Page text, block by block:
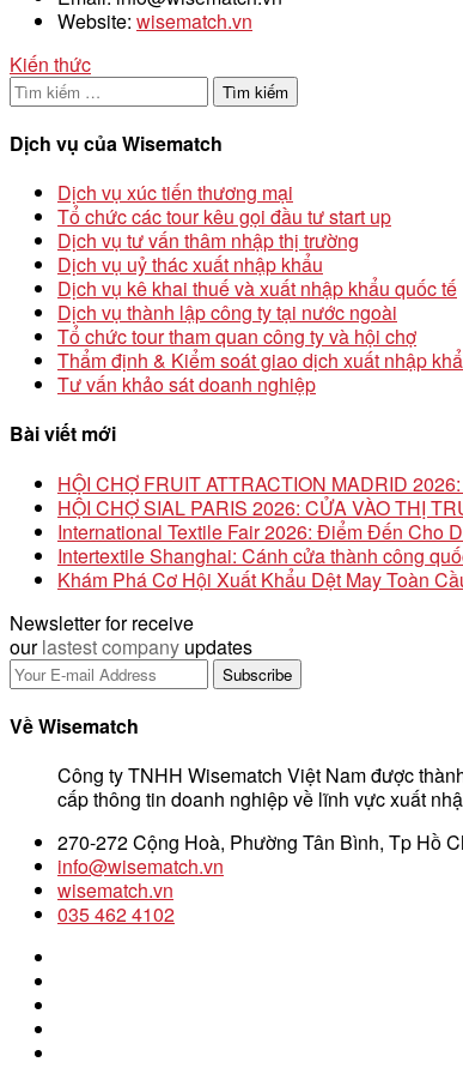
Website: wisematch.vn
Kiến thức
Tìm
kiếm
cho:
Dịch vụ của Wisematch
Dịch vụ xúc tiến thương mại
Tổ chức các tour kêu gọi đầu tư start up
Dịch vụ tư vấn thâm nhập thị trường
Dịch vụ uỷ thác xuất nhập khẩu
Dịch vụ kê khai thuế và xuất nhập khẩu quốc tế
Dịch vụ thành lập công ty tại nước ngoài
Tổ chức tour tham quan công ty và hội chợ
Thẩm định & Kiểm soát giao dịch xuất nhập
Tư vấn khảo sát doanh nghiệp
Bài viết mới
HỘI CHỢ FRUIT ATTRACTION MADRID
HỘI CHỢ SIAL PARIS 2026: CỬA VÀO THỊ
International Textile Fair 2026: Điểm Đến Cho
Intertextile Shanghai: Cánh cửa thành công
Khám Phá Cơ Hội Xuất Khẩu Dệt May Toàn
Newsletter for receive
ourlastest company updates
Về Wisematch
Công ty TNHH Wisematch Việt Nam được
cấp thông tin doanh nghiệp về lĩnh vực xuất
270-272 Cộng Hoà, Phường Tân Bình, Tp Hồ
info@wisematch.vn
wisematch.vn
035 462 4102